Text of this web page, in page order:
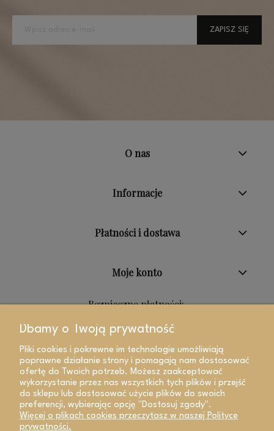
ZAPISZ SIĘ
O nas
Informacje
Płatności i dostawa
Moje konto
Bezpieczne płatności:
Dbamy o Twoją prywatność
Pliki cookies i pokrewne im technologie umożliwiają
poprawne działanie strony i pomagają nam dostosować
ofertę do Twoich potrzeb. Możesz zaakceptować
wykorzystanie przez nas wszystkich tych plików i przejść
do sklepu lub dostosować użycie plików do swoich
preferencji, wybierając opcję "Dostosuj zgody".
Więcej o plikach cookies przeczytasz w naszej Polityce
prywatności.